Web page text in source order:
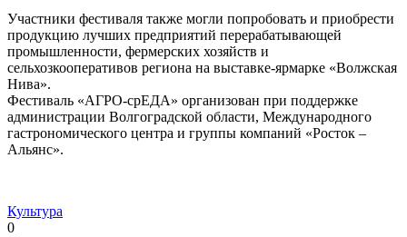
Участники фестиваля также могли попробовать и приобрести
продукцию лучших предприятий перерабатывающей
промышленности, фермерских хозяйств и
сельхозкооперативов региона на выставке-ярмарке «Волжская
Нива».
Фестиваль «АГРО-срЕДА» организован при поддержке
администрации Волгоградской области, Международного
гастрономического центра и группы компаний «Росток –
Альянс».
Культура
0